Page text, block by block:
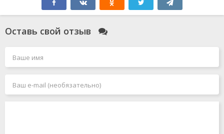
Оставь свой отзыв